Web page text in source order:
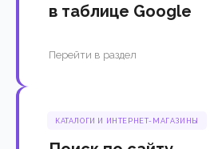
в таблице Google
Перейти в раздел
КАТАЛОГИ И ИНТЕРНЕТ-МАГАЗИНЫ